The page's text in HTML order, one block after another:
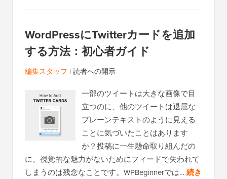
WordPressにTwitterカードを追加
する方法：初心者ガイド
編集スタッフ | 読者への開示
一部のツイートは大きな画像で目
立つのに、他のツイートは退屈な
プレーンテキストのように見える
ことに気づいたことはあります
か？投稿に一生懸命取り組んだの
に、視覚的な魅力がないためにフィードで失われて
しまうのは残念なことです。WPBeginnerでは…続き